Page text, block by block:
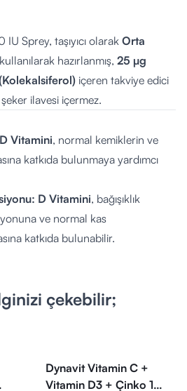
Sprey, taşıyıcı olarak Orta
kullanılarak hazırlanmış, 25 µg
içeren takviye edici
ilavesi içermez.
D Vitamini, normal kemiklerin ve
katkıda bulunmaya yardımcı
D Vitamini, bağışıklık
ve normal kas
katkıda bulunabilir.
bulunmaya destek olabilir.
bir yüzdesini karşılamaya katkıda
çekebilir;
Dynavit Vitamin C +
Vitamin D3 + Çinko 15